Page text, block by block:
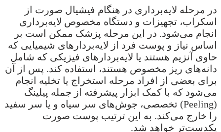
در مرحله لایه‌برداری در هنگام فیشیال صورت از
اسکراب، تجهیزات و دستگاه مخصوص لایه‌برداری
انجام می‌شود. در این مرحله پزشک ممکن است بر
اساس نیاز و پوست فرد از لایه‌بردارهای شیمیایی که
حاوی آنزیم هستند یا لایه‌بردارهای فیزیکی که شامل
دانه‌های ریز مخصوص هستند، استفاده کند. پس از آن
برای بعضی از افراد مرحله استخراج یا تخلیه انجام
می‌شود که با کمک ابزار پیشرفته از جمله پیلینگ
(Peeling) تخصصی، جوش‌های سر سیاه و یا سر سفید
را خارج می‌کند. به این ترتیب پوست صورت
یکدست‌تر خواهد شد.